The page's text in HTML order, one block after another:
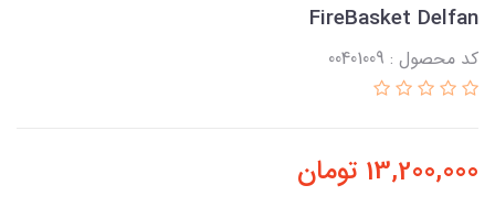
FireBasket Delfan
کد محصول : 00401009
13,200,000 تومان